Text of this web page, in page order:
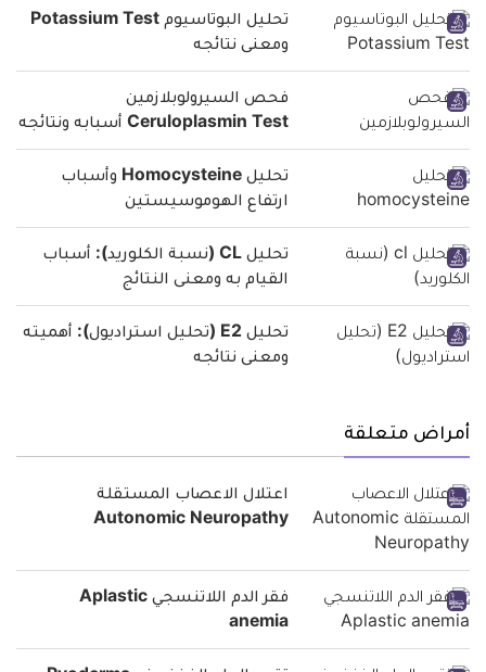
تحليل البوتاسيوم Potassium Test
ومعنى نتائجه
فحص السيرولوبلازمين
Ceruloplasmin Test أسبابه ونتائجه
تحليل Homocysteine وأسباب
ارتفاع الهوموسيستين
تحليل CL (نسبة الكلوريد): أسباب
القيام به ومعنى النتائج
تحليل E2 (تحليل استراديول): أهميته
ومعنى نتائجه
أمراض متعلقة
اعتلال الاعصاب المستقلة
Autonomic Neuropathy
فقر الدم اللاتنسجي Aplastic
anemia